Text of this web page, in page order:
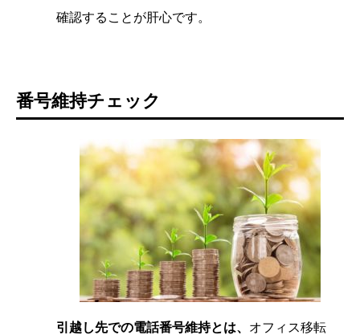
確認することが肝心です。
番号維持チェック
引越し先での電話番号維持とは、 オフィス移転